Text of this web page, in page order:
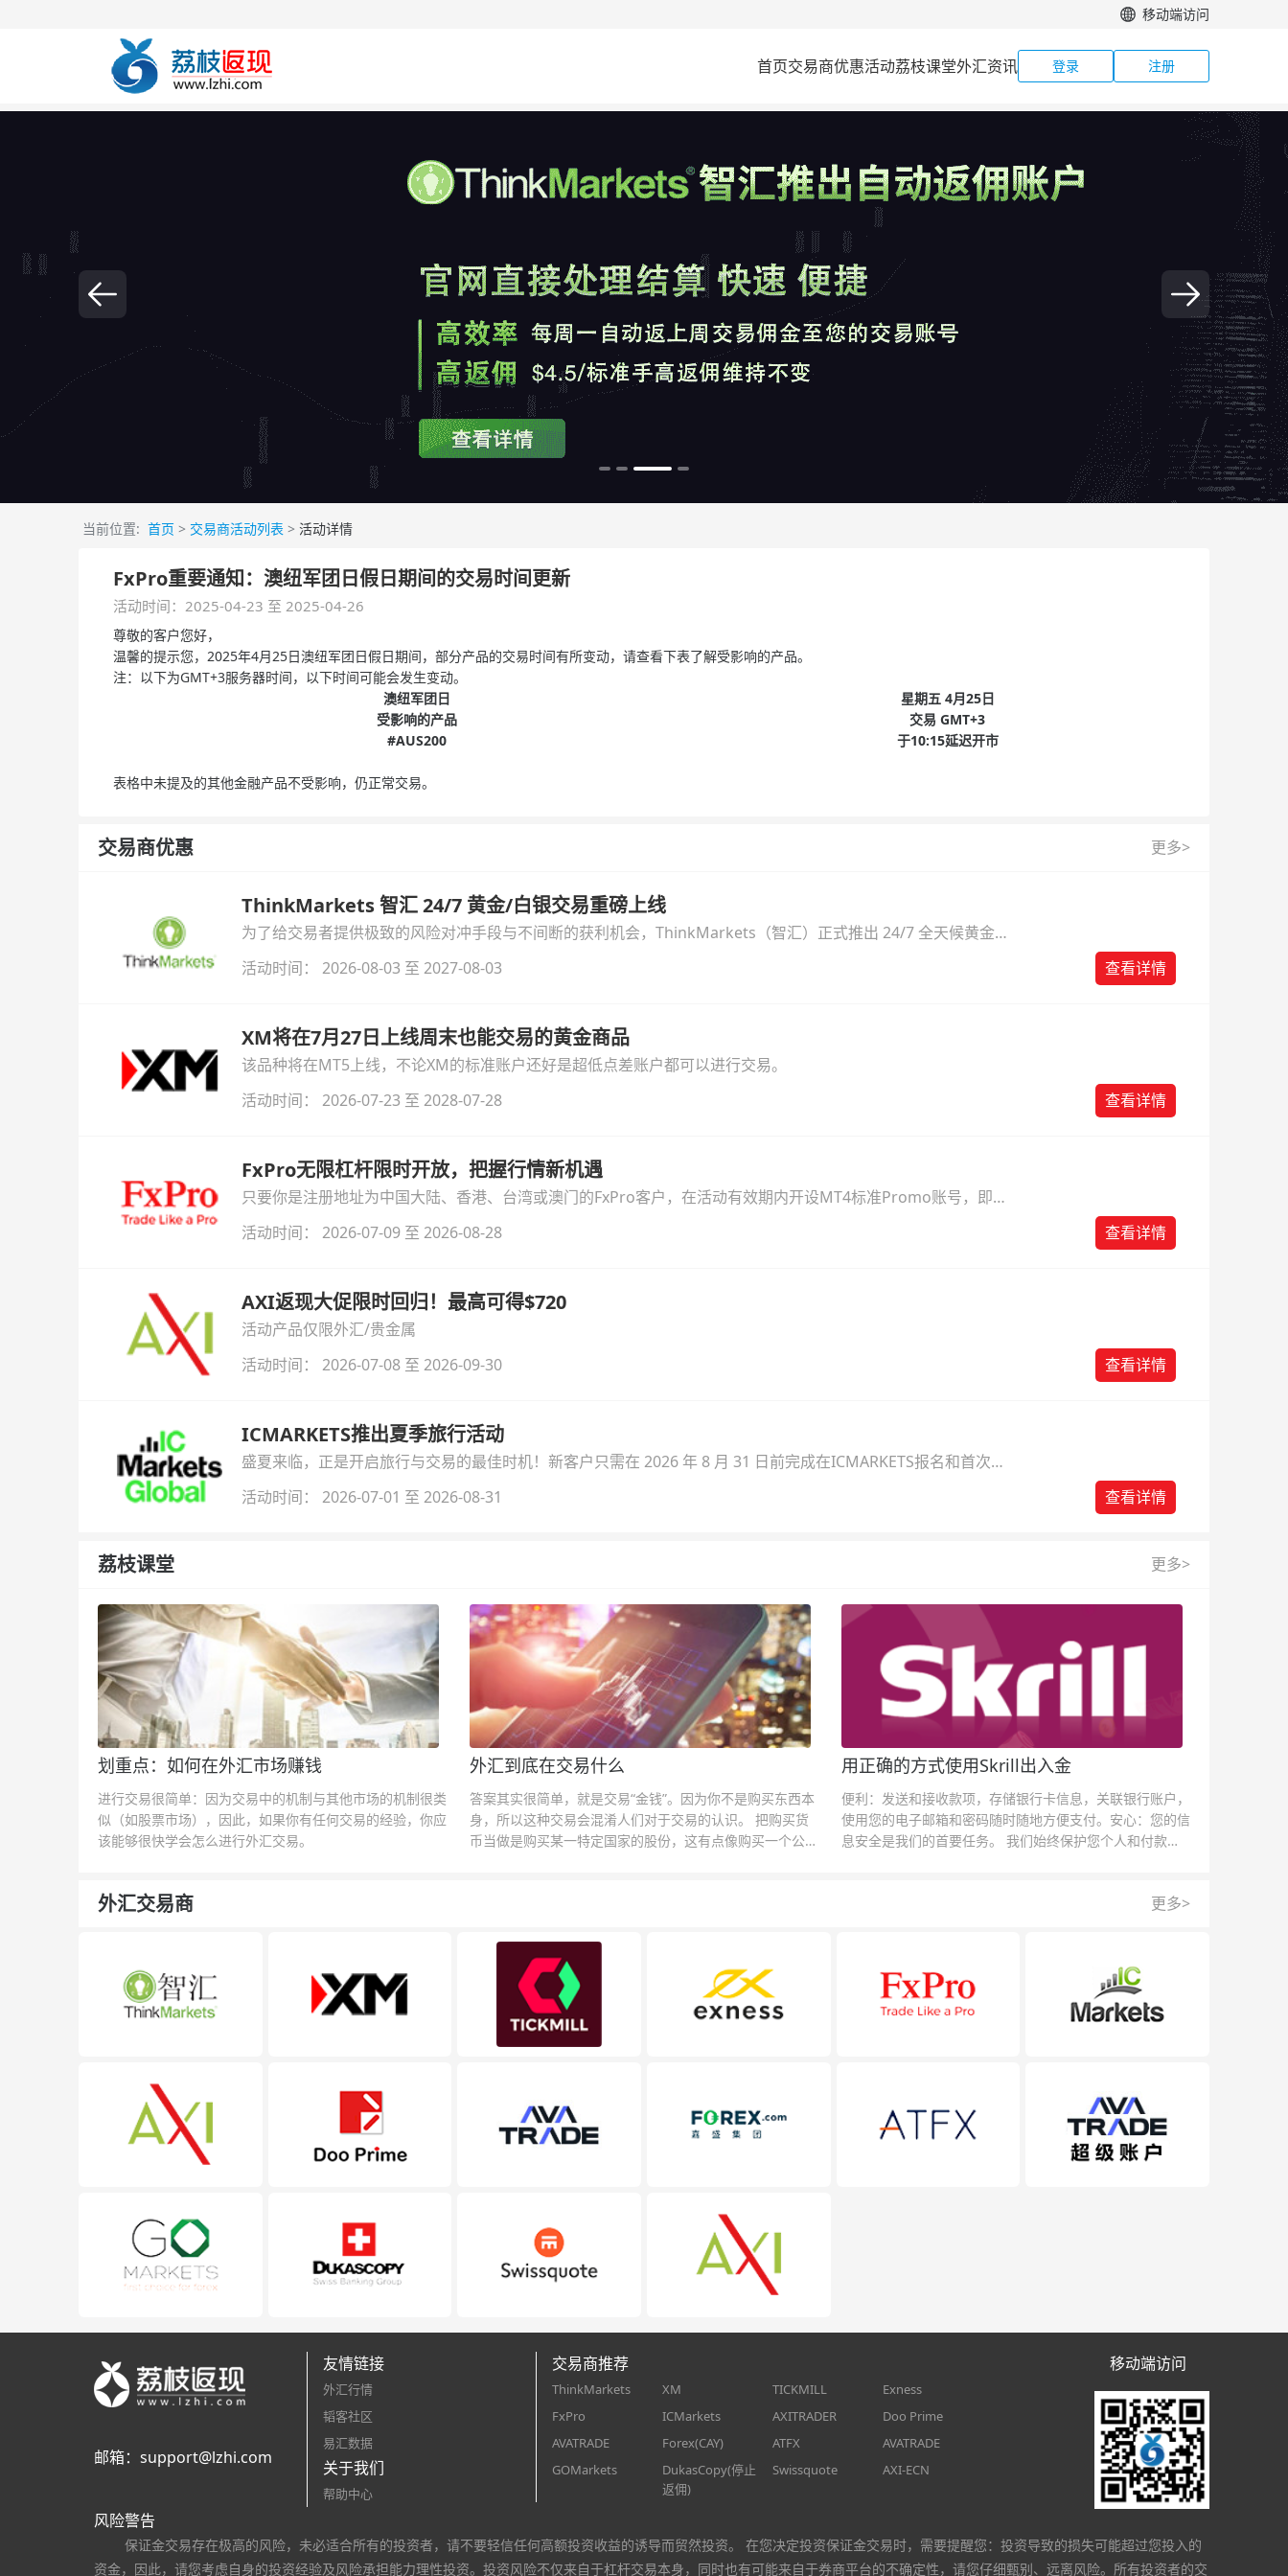
移动端访问
首页交易商优惠活动荔枝课堂外汇资讯 登录 注册
当前位置: 首页 > 交易商活动列表 > 活动详情
FxPro重要通知：澳纽军团日假日期间的交易时间更新
活动时间：2025-04-23 至 2025-04-26
尊敬的客户您好，
温馨的提示您，2025年4月25日澳纽军团日假日期间，部分产品的交易时间有所变动，请查看下表了解受影响的产品。
注：以下为GMT+3服务器时间，以下时间可能会发生变动。
澳纽军团日
星期五 4月25日
受影响的产品
交易 GMT+3
#AUS200
于10:15延迟开市
表格中未提及的其他金融产品不受影响，仍正常交易。
交易商优惠 更多>
ThinkMarkets 智汇 24/7 黄金/白银交易重磅上线
为了给交易者提供极致的风险对冲手段与不间断的获利机会，ThinkMarkets（智汇）正式推出 24/7 全天候黄金
与白银交易！本文将为您详细拆解本次升级的核心交易品种、杠杆配置、支持软件及交易细则。
活动时间： 2026-08-03 至 2027-08-03 查看详情
XM将在7月27日上线周末也能交易的黄金商品
该品种将在MT5上线，不论XM的标准账户还好是超低点差账户都可以进行交易。
活动时间： 2026-07-23 至 2028-07-28
查看详情
FxPro无限杠杆限时开放，把握行情新机遇
只要你是注册地址为中国大陆、香港、台湾或澳门的FxPro客户，在活动有效期内开设MT4标准Promo账号，即可
自动解锁无限倍杠杆福利，无需额外复杂操作。
活动时间： 2026-07-09 至 2026-08-28 查看详情
AXI返现大促限时回归！最高可得$720
活动产品仅限外汇/贵金属
活动时间： 2026-07-08 至 2026-09-30
查看详情
ICMARKETS推出夏季旅行活动
盛夏来临，正是开启旅行与交易的最佳时机！新客户只需在 2026 年 8 月 31 日前完成在ICMARKETS报名和首次入
金即可参与！
活动时间： 2026-07-01 至 2026-08-31 查看详情
荔枝课堂 更多>
划重点：如何在外汇市场赚钱
进行交易很简单：因为交易中的机制与其他市场的机制很类
似（如股票市场），因此，如果你有任何交易的经验，你应
该能够很快学会怎么进行外汇交易。
外汇到底在交易什么
答案其实很简单，就是交易“金钱”。因为你不是购买东西本
身，所以这种交易会混淆人们对于交易的认识。 把购买货
币当做是购买某一特定国家的股份，这有点像购买一个公司
用正确的方式使用Skrill出入金
便利：发送和接收款项，存储银行卡信息，关联银行账户，
使用您的电子邮箱和密码随时随地方便支付。安心：您的信
息安全是我们的首要任务。 我们始终保护您个人和付款信
外汇交易商 更多>
邮箱： support@lzhi.com
友情链接
外汇行情
韬客社区
易汇数据
关于我们
帮助中心
交易商推荐
ThinkMarkets XM TICKMILL
Exness
FxPro
ICMarkets AXITRADER
Doo Prime
AVATRADE
Forex(CAY) ATFX
AVATRADE
GOMarkets
DukasCopy(停止
返佣)
Swissquote AXI-ECN
移动端访问
风险警告
保证金交易存在极高的风险，未必适合所有的投资者，请不要轻信任何高额投资收益的诱导而贸然投资。 在您决定投资保证金交易时，需要提醒您：投资导致的损失可能超过您投入的
资金，因此，请您考虑自身的投资经验及风险承担能力理性投资。投资风险不仅来自于杠杆交易本身，同时也有可能来自于券商平台的不确定性，请您仔细甄别、远离风险。所有投资者的交